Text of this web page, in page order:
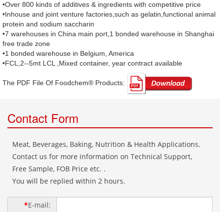
•Over 800 kinds of additives & ingredients with competitive price
•Inhouse and joint venture factories,such as gelatin,functional animal
protein and sodium saccharin
•7 warehouses in China main port,1 bonded warehouse in Shanghai
free trade zone
•1 bonded warehouse in Belgium, America
•FCL,2--5mt LCL ,Mixed container, year contract available
The PDF File Of Foodchem® Products: